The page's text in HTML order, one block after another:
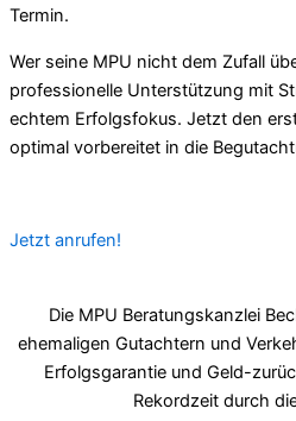
Termin.
Wer seine MPU nicht dem Zufall
professionelle Unterstützung mit
echtem Erfolgsfokus. Jetzt den
optimal vorbereitet in die
Jetzt anrufen!
Die MPU Beratungskanzlei
ehemaligen Gutachtern und
Erfolgsgarantie und Geld-
Rekordzeit durch